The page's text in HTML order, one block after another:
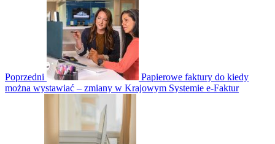
Poprzedni
Papierowe faktury do kiedy
można wystawiać – zmiany w Krajowym Systemie e-Faktur